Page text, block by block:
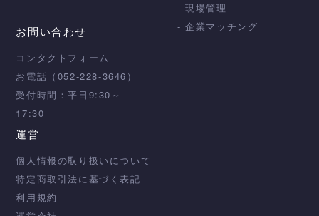
お問い合わせ
コンタクトフォーム
お電話（052-228-3646）
受付時間：平日9:30～
17:30
- 現場管理
- 企業マッチング
運営
個人情報の取り扱いについて
特定商取引法に基づく表記
利用規約